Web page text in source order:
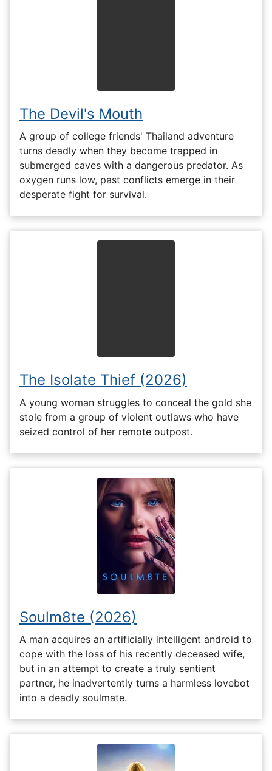
The Devil's Mouth
A group of college friends' Thailand adventure
turns deadly when they become trapped in
submerged caves with a dangerous predator. As
oxygen runs low, past conflicts emerge in their
desperate fight for survival.
The Isolate Thief (2026)
A young woman struggles to conceal the gold she
stole from a group of violent outlaws who have
seized control of her remote outpost.
Soulm8te (2026)
A man acquires an artificially intelligent android to
cope with the loss of his recently deceased wife,
but in an attempt to create a truly sentient
partner, he inadvertently turns a harmless lovebot
into a deadly soulmate.